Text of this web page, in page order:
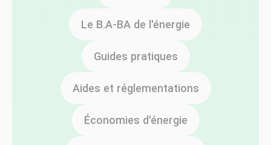
Le B.A-BA de l'énergie
Guides pratiques
Aides et réglementations
Économies d'énergie